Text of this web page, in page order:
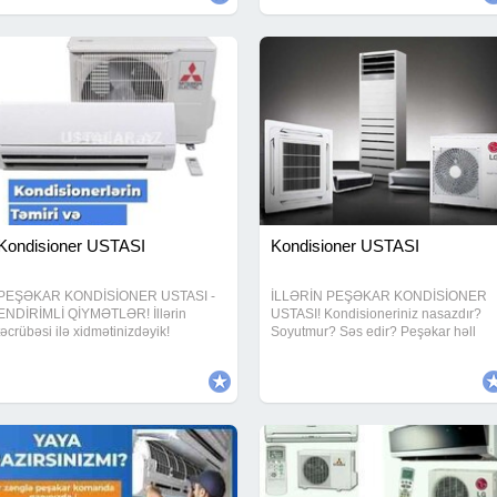
zapcastlari.Trenajor yaglarinin
USTASI
PEŞƏKAR KONDİSİONER USTASI -
ENDİRİMLİ QİYMƏTLƏR! İllərin
ilə xidmətinizdəyik!
Təmizlik
Kondisioner USTASI
İLLƏRİN PEŞƏKAR KONDİSİONER
USTASI! Kondisioneriniz nasazdır?
Soyutmur? Səs edir? Peşəkar həll
səliqəli montaj Yuyulma -